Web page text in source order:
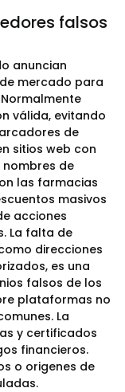
falsos
anuncian
mercado para
válida, evitando
de
sitios web con
de
las farmacias
masivos
acciones
La falta de
direcciones
es una
falsos de los
plataformas no
La
y certificados
financieros.
o origenes de